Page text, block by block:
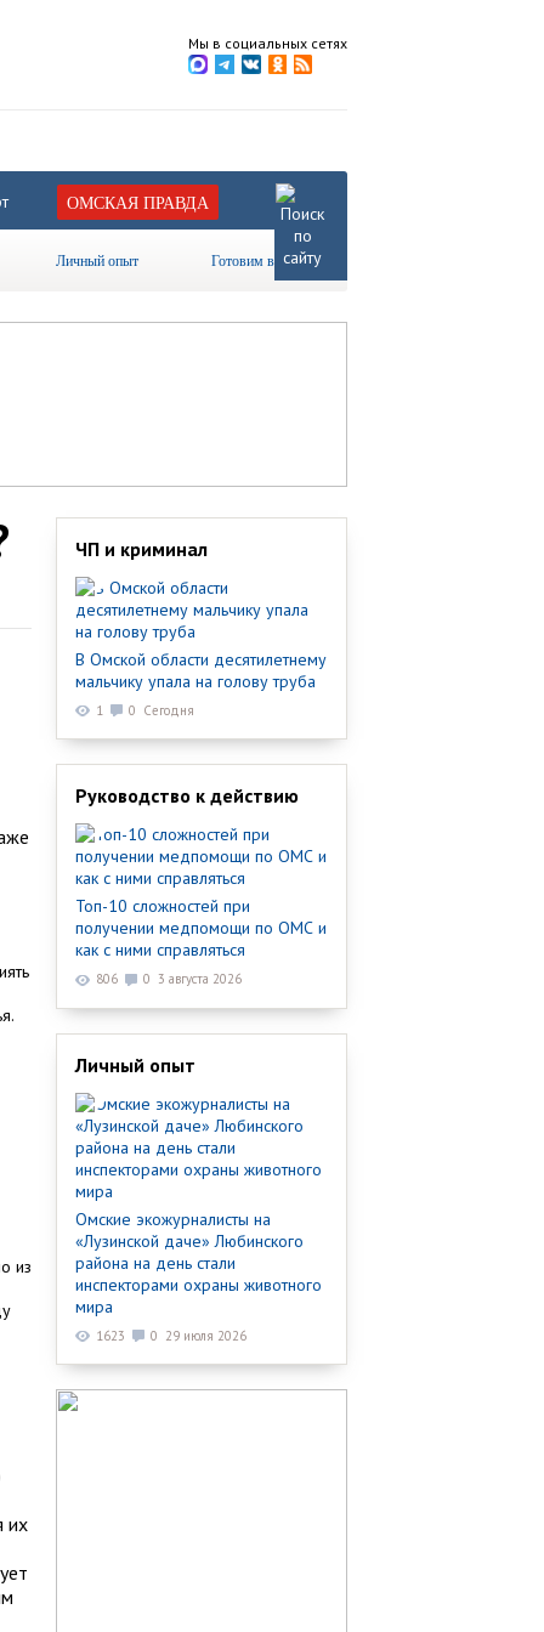
Мы в социальных сетях
ОМСКАЯ ПРАВДА
Личный опыт Готовим вместе
из
их
ЧП и криминал
В Омской области десятилетнему
мальчику упала на голову труба
1 0 Сегодня
Руководство к действию
Топ-10 сложностей при
получении медпомощи по ОМС и
как с ними справляться
806 0 3 августа 2026
Личный опыт
Омские экожурналисты на
«Лузинской даче» Любинского
района на день стали
инспекторами охраны животного
мира
1623 0 29 июля 2026